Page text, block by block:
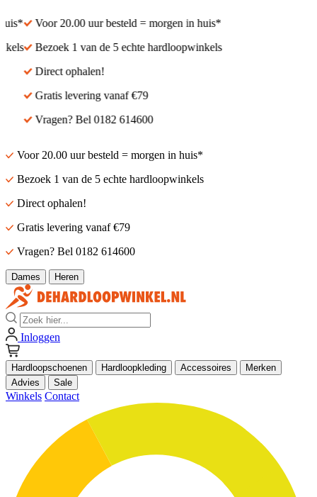
Voor 20.00 uur besteld = morgen in huis*
Bezoek 1 van de 5 echte hardloopwinkels
Direct ophalen!
Gratis levering vanaf €79
Vragen? Bel 0182 614600
Voor 20.00 uur besteld = morgen in huis*
Bezoek 1 van de 5 echte hardloopwinkels
Direct ophalen!
Gratis levering vanaf €79
Vragen? Bel 0182 614600
Dames Heren
Zoek
Inloggen
Hardloopschoenen Hardloopkleding Accessoires
Merken
Advies
Sale
Winkels Contact